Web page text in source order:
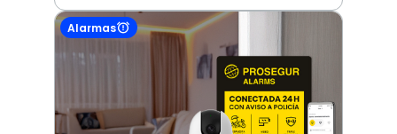
Alarmas